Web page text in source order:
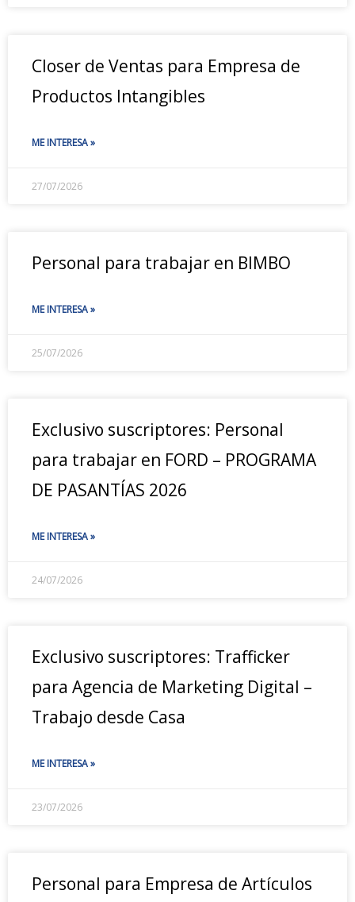
Closer de Ventas para Empresa de
Productos Intangibles
ME INTERESA »
27/07/2026
Personal para trabajar en BIMBO
ME INTERESA »
25/07/2026
Exclusivo suscriptores: Personal
para trabajar en FORD – PROGRAMA
DE PASANTÍAS 2026
ME INTERESA »
24/07/2026
Exclusivo suscriptores: Trafficker
para Agencia de Marketing Digital –
Trabajo desde Casa
ME INTERESA »
23/07/2026
Personal para Empresa de Artículos